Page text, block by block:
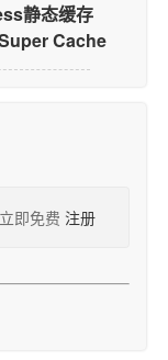
静态缓存
Cache
即免费 注册